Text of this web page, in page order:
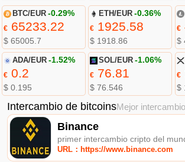
BTC/EUR -0.29%
€65233.22
$ 65005.7
ETH/EUR -0.36%
€ 1925.58
$ 1918.86
€
$
ADA/EUR -1.52%
€0.2
$ 0.195
SOL/EUR -1.06%
€ 76.81
$ 76.546
€
$
Intercambio de bitcoinsMejor
Binance
primer intercambio cripto del
URL：https://www.binance.com